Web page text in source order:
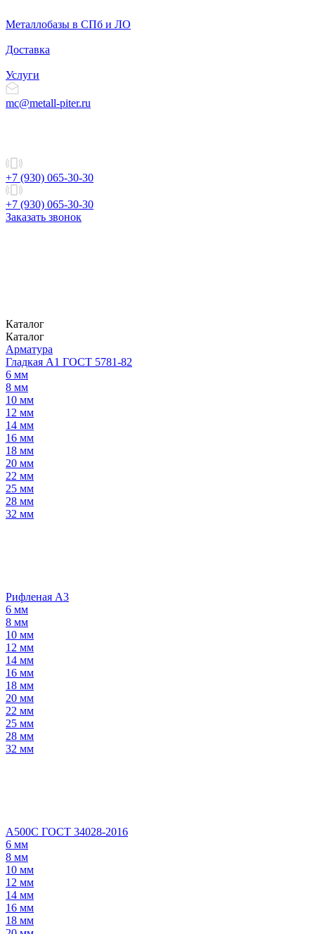
Металлобазы в СПб и ЛО
Доставка
Услуги
mc@metall-piter.ru
+7 (930) 065-30-30
+7 (930) 065-30-30
Заказать звонок
Каталог
Каталог
Арматура
Гладкая А1 ГОСТ 5781-82
6 мм
8 мм
10 мм
12 мм
14 мм
16 мм
18 мм
20 мм
22 мм
25 мм
28 мм
32 мм
Рифленая А3
6 мм
8 мм
10 мм
12 мм
14 мм
16 мм
18 мм
20 мм
22 мм
25 мм
28 мм
32 мм
А500С ГОСТ 34028-2016
6 мм
8 мм
10 мм
12 мм
14 мм
16 мм
18 мм